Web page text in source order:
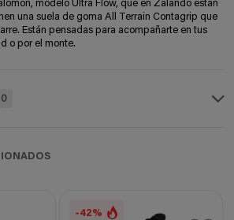
modelo Ultra Flow, que en Zalando están
una suela de goma All Terrain Contagrip que
Están pensadas para acompañarte en tus
o por el monte.
0
-42%